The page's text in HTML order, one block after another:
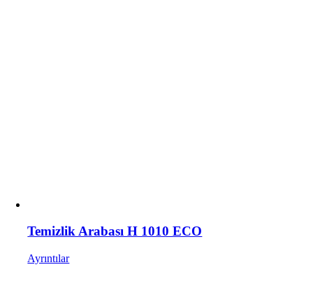
Temizlik Arabası H 1010 ECO
Ayrıntılar